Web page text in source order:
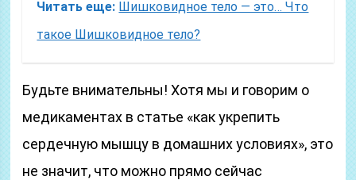
Читать еще: Шишковидное тело — это… Что
такое Шишковидное тело?
Будьте внимательны! Хотя мы и говорим о
медикаментах в статье «как укрепить
сердечную мышцу в домашних условиях», это
не значит, что можно прямо сейчас